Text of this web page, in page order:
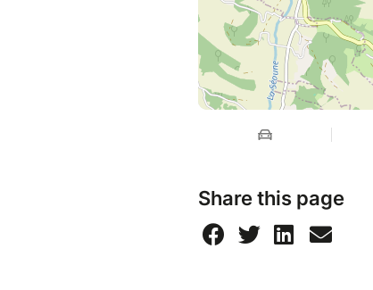
Share this page